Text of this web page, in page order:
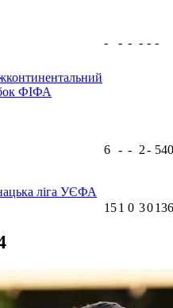
ФІФА
- - - - - -
ліга УЄФА
6 - - 2-
151 0 30